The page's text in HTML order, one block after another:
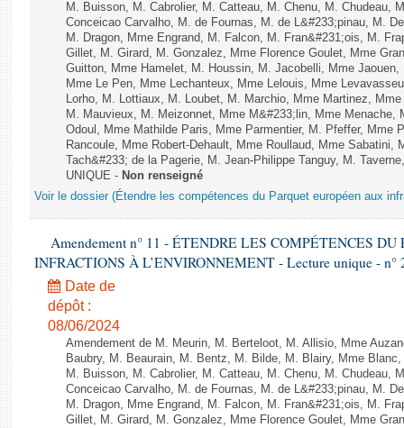
M. Buisson, M. Cabrolier, M. Catteau, M. Chenu, M. Chudeau,
Conceicao Carvalho, M. de Fournas, M. de L&#233;pinau, M.
M. Dragon, Mme Engrand, M. Falcon, M. Fran&#231;ois, M.
Gillet, M. Girard, M. Gonzalez, Mme Florence Goulet, Mme
Guitton, Mme Hamelet, M. Houssin, M. Jacobelli, Mme
Mme Le Pen, Mme Lechanteux, Mme Lelouis, Mme
Lorho, M. Lottiaux, M. Loubet, M. Marchio, Mme Martinez,
M. Mauvieux, M. Meizonnet, Mme M&#233;lin, Mme Menache,
Odoul, Mme Mathilde Paris, Mme Parmentier, M. Pfeffer, Mme
Rancoule, Mme Robert-Dehault, Mme Roullaud, Mme
Tach&#233; de la Pagerie, M. Jean-Philippe Tanguy, M.
UNIQUE - Non renseigné
Voir le dossier (Étendre les compétences du Parquet européen aux
Amendement n° 11 - ÉTENDRE LES COMPÉTENCES
INFRACTIONS À L’ENVIRONNEMENT - Lecture unique - n°
Date de
dépôt :
08/06/2024
Amendement de M. Meurin, M. Berteloot, M. Allisio, Mme
Baubry, M. Beaurain, M. Bentz, M. Bilde, M. Blairy, Mme
M. Buisson, M. Cabrolier, M. Catteau, M. Chenu, M. Chudeau,
Conceicao Carvalho, M. de Fournas, M. de L&#233;pinau, M.
M. Dragon, Mme Engrand, M. Falcon, M. Fran&#231;ois, M.
Gillet, M. Girard, M. Gonzalez, Mme Florence Goulet, Mme